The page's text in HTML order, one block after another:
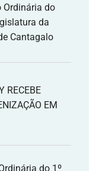
Ordinária do
da
Cantagalo
RECEBE
EM
do 1º